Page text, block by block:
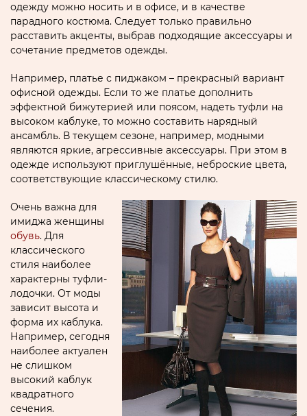
одежду можно носить и в офисе, и в качестве
парадного костюма. Следует только правильно
расставить акценты, выбрав подходящие аксессуары и
сочетание предметов одежды.
Например, платье с пиджаком – прекрасный вариант
офисной одежды. Если то же платье дополнить
эффектной бижутерией или поясом, надеть туфли на
высоком каблуке, то можно составить нарядный
ансамбль. В текущем сезоне, например, модными
являются яркие, агрессивные аксессуары. При этом в
одежде используют приглушённые, неброские цвета,
соответствующие классическому стилю.
Очень важна для
имиджа женщины
обувь. Для
классического
стиля наиболее
характерны туфли-
лодочки. От моды
зависит высота и
форма их каблука.
Например, сегодня
наиболее актуален
не слишком
высокий каблук
квадратного
сечения.